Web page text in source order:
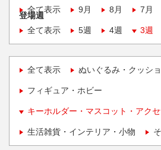
全て表示
9月 8月 7月
登場週
全て表示
5週 4週 3週
全て表示 ぬいぐるみ・クッシ
フィギュア・ホビー
キーホルダー・マスコット・アク
生活雑貨・インテリア・小物